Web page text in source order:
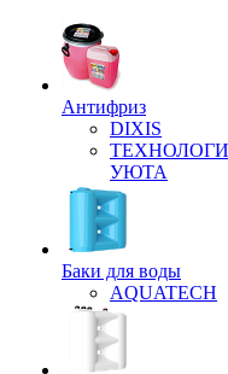
Антифриз
DIXIS
УЮТА
Баки для воды
AQUATECH